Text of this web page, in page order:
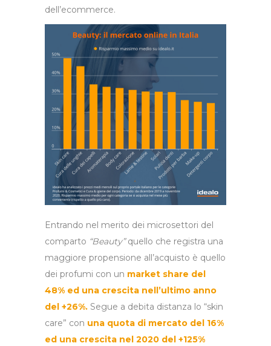
dell’ecommerce.
Entrando nel merito dei microsettori del
comparto “Beauty”quello che registra una
maggiore propensione all’acquisto è quello
dei profumi con un market share del
48% ed una crescita nell’ultimo anno
del +26%. Segue a debita distanza lo “skin
care” con una quota di mercato del 16%
ed una crescita nel 2020 del +125%